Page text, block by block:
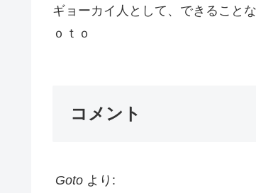
ギョーカイ人として、できるこ
ｏｔｏ
コメント
Goto より: